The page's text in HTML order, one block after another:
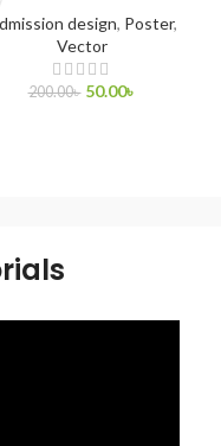
design, Poster,
Vector
200.00৳ 50.00৳